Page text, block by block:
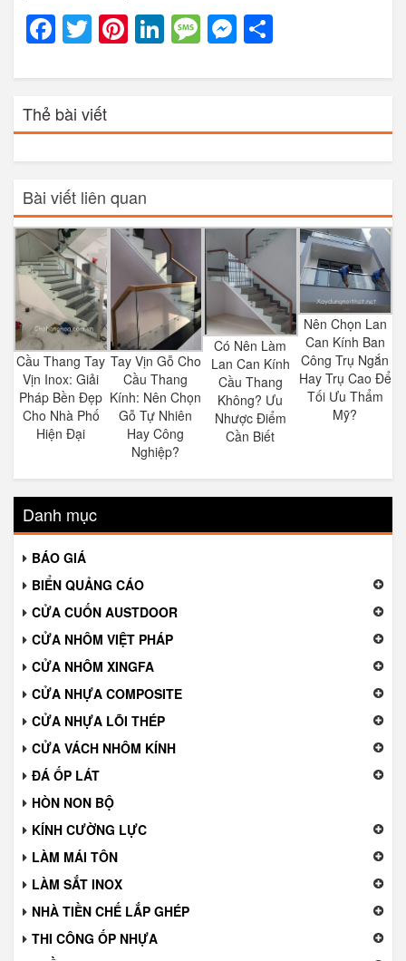
Facebook
Twitter
Pinterest
LinkedIn
Message
Messenger
Thẻ bài viết
Bài viết liên quan
Cầu Thang Tay
Vịn Inox: Giải
Pháp Bền Đẹp
Cho Nhà Phố
Hiện Đại
Tay Vịn Gỗ Cho
Cầu Thang
Kính: Nên Chọn
Gỗ Tự Nhiên
Hay Công
Nghiệp?
Có Nên Làm
Lan Can Kính
Cầu Thang
Không? Ưu
Nhược Điểm
Cần Biết
Nên Chọn Lan
Can Kính Ban
Công Trụ Ngắn
Hay Trụ Cao Để
Tối Ưu Thẩm
Mỹ?
Danh mục
BÁO GIÁ
BIỂN QUẢNG CÁO
CỬA CUỐN AUSTDOOR
CỬA NHÔM VIỆT PHÁP
CỬA NHÔM XINGFA
CỬA NHỰA COMPOSITE
CỬA NHỰA LÕI THÉP
CỬA VÁCH NHÔM KÍNH
ĐÁ ỐP LÁT
HÒN NON BỘ
KÍNH CƯỜNG LỰC
LÀM MÁI TÔN
LÀM SẮT INOX
NHÀ TIỀN CHẾ LẮP GHÉP
THI CÔNG ỐP NHỰA